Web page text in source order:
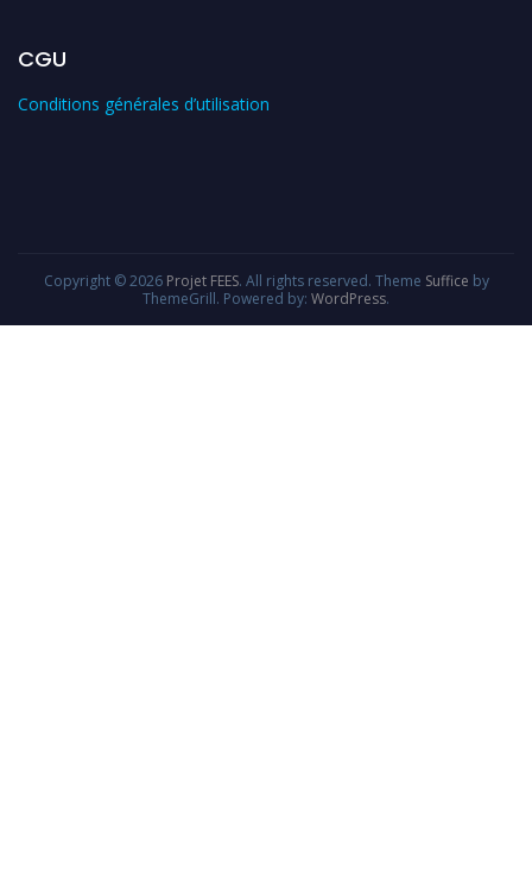
CGU
Conditions générales d’utilisation
Copyright © 2026 Projet FEES. All rights reserved. Theme Suffice by
ThemeGrill. Powered by: WordPress.